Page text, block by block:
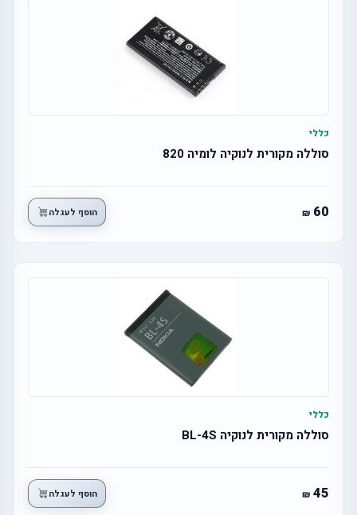
כללי
סוללה מקורית לנוקיה לומיה 820
60 הוסף לעגלה
כללי
סוללה מקורית לנוקיה BL-4S
45 הוסף לעגלה